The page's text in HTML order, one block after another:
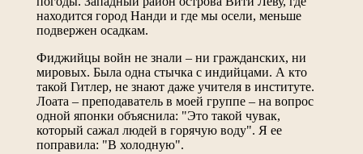
находится город Нанди и где мы осели, меньше
подвержен осадкам.
Фиджийцы войн не знали – ни гражданских, ни
мировых. Была одна стычка с индийцами. А кто
такой Гитлер, не знают даже учителя в институте.
Лоата – преподаватель в моей группе – на вопрос
одной японки объяснила: "Это такой чувак,
который сажал людей в горячую воду". Я ее
поправила: "В холодную".